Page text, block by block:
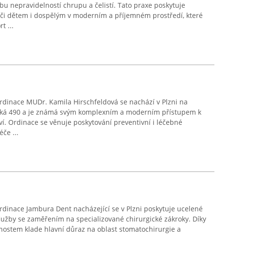
nepravidelností chrupu a čelistí. Tato praxe poskytuje
dětem i dospělým v moderním a příjemném prostředí, které
...
MUDr. Kamila Hirschfeldová se nachází v Plzni na
490 a je známá svým komplexním a moderním přístupem k
Ordinace se věnuje poskytování preventivní i léčebné
...
Jambura Dent nacházející se v Plzni poskytuje ucelené
se zaměřením na specializované chirurgické zákroky. Díky
klade hlavní důraz na oblast stomatochirurgie a